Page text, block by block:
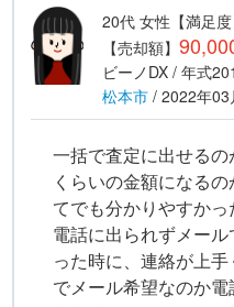
20代 女性 【満足度
【売却額】
ビーノDX/ 年式
松本市/ 2022年03
一括で査定に出せる
くらいの金額になる
てでも分かりやすか
電話に出られずメー
った時に、連絡が上
でメール希望なのか